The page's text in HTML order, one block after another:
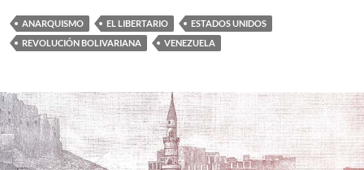
ANARQUISMO EL LIBERTARIO
ESTADOS UNIDOS
REVOLUCIÓN BOLIVARIANA
VENEZUELA